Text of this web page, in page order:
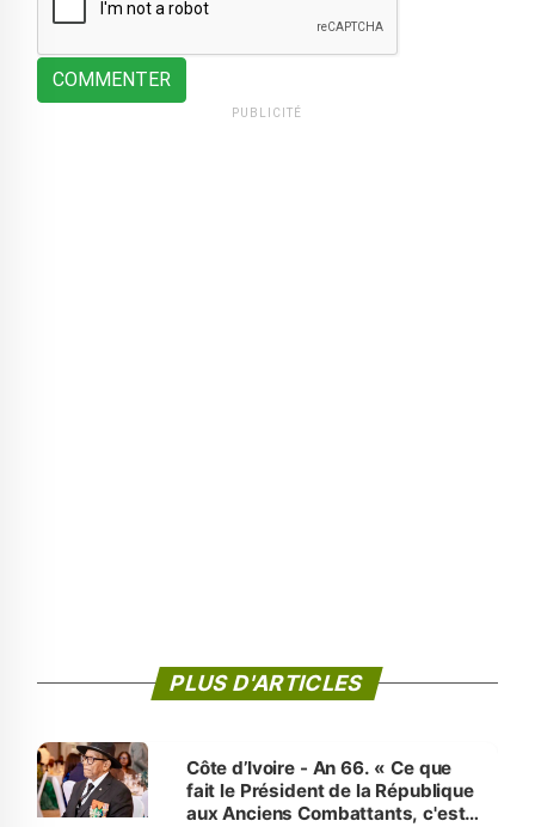
COMMENTER
PUBLICITÉ
PLUS D'ARTICLES
Côte d’Ivoire - An 66. « Ce que
fait le Président de la République
aux Anciens Combattants, c'est